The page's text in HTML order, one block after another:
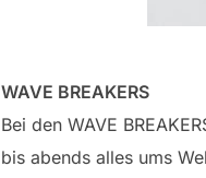
WAVE BREAKERS
Bei den WAVE
bis abends alles ums